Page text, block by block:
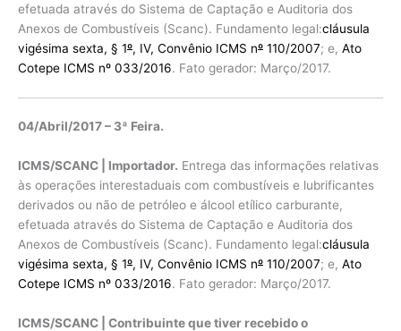
efetuada através do Sistema de Captação e Auditoria dos
Anexos de Combustíveis (Scanc). Fundamento legal:cláusula
vigésima sexta, § 1º, IV, Convênio ICMS nº 110/2007; e, Ato
Cotepe ICMS nº 033/2016. Fato gerador: Março/2017.
04/Abril/2017 – 3ª Feira.
ICMS/SCANC | Importador. Entrega das informações relativas
às operações interestaduais com combustíveis e lubrificantes
derivados ou não de petróleo e álcool etílico carburante,
efetuada através do Sistema de Captação e Auditoria dos
Anexos de Combustíveis (Scanc). Fundamento legal:cláusula
vigésima sexta, § 1º, IV, Convênio ICMS nº 110/2007; e, Ato
Cotepe ICMS nº 033/2016. Fato gerador: Março/2017.
ICMS/SCANC | Contribuinte que tiver recebido o